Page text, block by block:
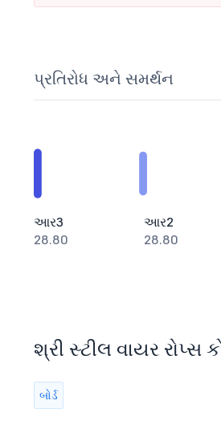
પ્રતિરોધ અને સમર્થન
આર3
28.80
આર2
28.80
શ્રી સ્ટીલ વાયર રોપ્સ
બોર્ડ